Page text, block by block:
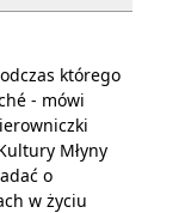
którego
- mówi
Młyny
o
w życiu